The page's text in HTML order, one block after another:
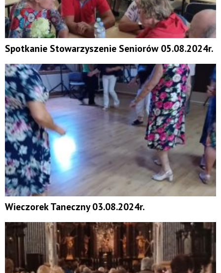
Spotkanie Stowarzyszenie Seniorów 05.08.2024r.
Wieczorek Taneczny 03.08.2024r.